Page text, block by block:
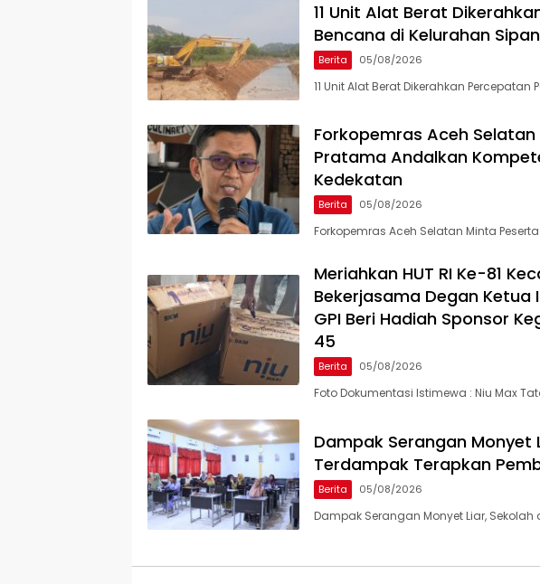
11 Unit Alat Berat
Bencana di Kelurahan
Berita 05/08/2026
11 Unit Alat Berat Dikerahkan
Forkopemras Aceh
Pratama Andalkan
Kedekatan
Berita 05/08/2026
Forkopemras Aceh Selatan Minta
Meriahkan HUT RI Ke-81
Bekerjasama Degan Ketua
GPI Beri Hadiah Sponsor
45
Berita 05/08/2026
Foto Dokumentasi Istimewa : Niu Max
Dampak Serangan Monyet
Terdampak Terapkan
Berita 05/08/2026
Dampak Serangan Monyet Liar,